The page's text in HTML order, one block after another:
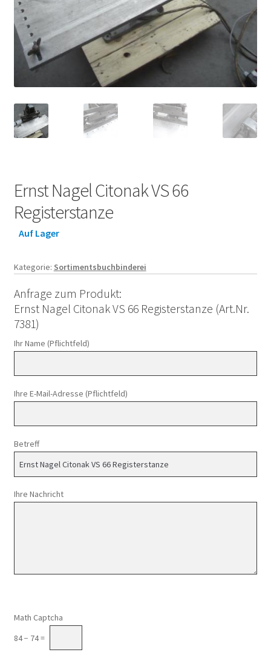
Ernst Nagel Citonak VS 66
Registerstanze
Auf Lager
Kategorie: Sortimentsbuchbinderei
Anfrage zum Produkt:
Ernst Nagel Citonak VS 66 Registerstanze (Art.Nr.
7381)
Ihr Name (Pflichtfeld)
Ihre E-Mail-Adresse (Pflichtfeld)
Betreff
Ihre Nachricht
Math Captcha
84 − 74 =